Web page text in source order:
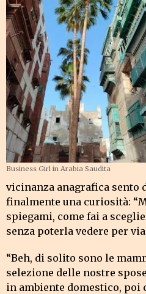
Business Girl in Arabia Saudita
vicinanza anagrafica sento
finalmente una curiosità:
spiegami, come fai a
senza poterla vedere per
“Beh, di solito sono le
selezione delle nostre
in ambiente domestico, poi